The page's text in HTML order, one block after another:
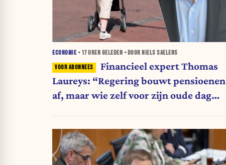
ECONOMIE • 17 UREN GELEDEN • DOOR NIELS SAELENS
Financieel expert Thomas
Laureys: “Regering bouwt pensioenen
af, maar wie zelf voor zijn oude dag